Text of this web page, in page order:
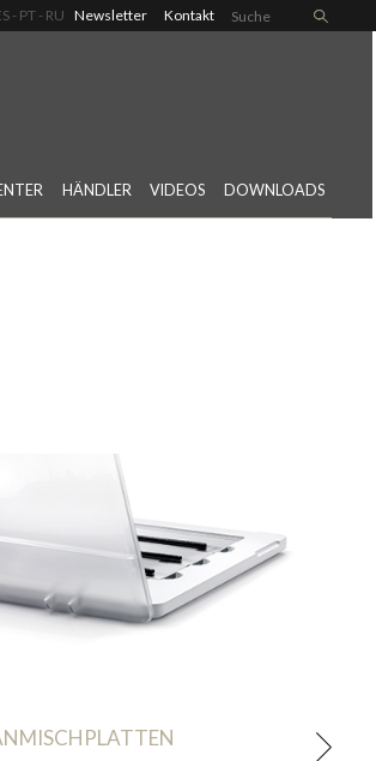
PT RU Newsletter Kontakt
HÄNDLER VIDEOS DOWNLOADS